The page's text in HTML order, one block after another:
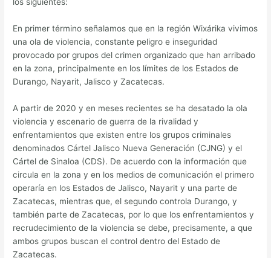
En primer término señalamos que en la región Wixárika vivimos
una ola de violencia, constante peligro e inseguridad
provocado por grupos del crimen organizado que han arribado
en la zona, principalmente en los límites de los Estados de
Durango, Nayarit, Jalisco y Zacatecas.
A partir de 2020 y en meses recientes se ha desatado la ola
violencia y escenario de guerra de la rivalidad y
enfrentamientos que existen entre los grupos criminales
denominados Cártel Jalisco Nueva Generación (CJNG) y el
Cártel de Sinaloa (CDS). De acuerdo con la información que
circula en la zona y en los medios de comunicación el primero
operaría en los Estados de Jalisco, Nayarit y una parte de
Zacatecas, mientras que, el segundo controla Durango, y
también parte de Zacatecas, por lo que los enfrentamientos y
recrudecimiento de la violencia se debe, precisamente, a que
ambos grupos buscan el control dentro del Estado de
Zacatecas.